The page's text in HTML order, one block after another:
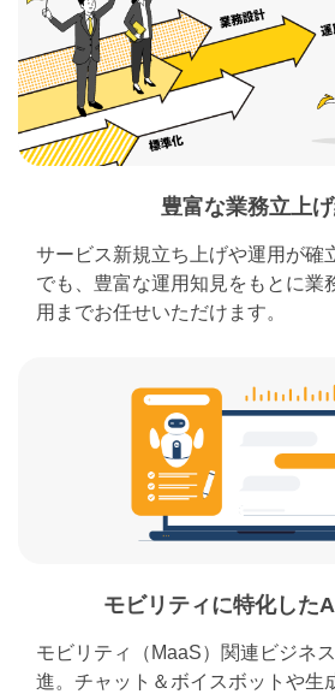
豊富な業務立上
サービス新規立ち上げや運用が確
でも、豊富な運用知見をもとに業
用までお任せいただけます。
モビリティに特化した
モビリティ（MaaS）関連ビジネ
進。チャット＆ボイスボットや生